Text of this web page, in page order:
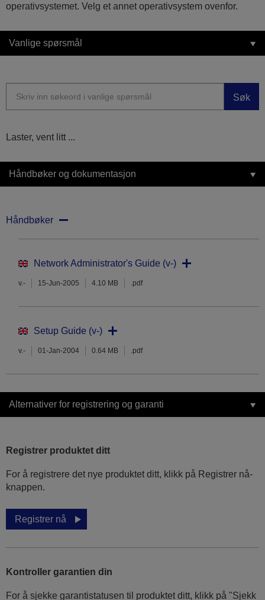
operativsystemet. Velg et annet operativsystem ovenfor.
Vanlige spørsmål
Søk
Laster, vent litt ...
Håndbøker og dokumentasjon
Håndbøker
Network Administrator's Guide (v-)
v.- 15-Jun-2005 4.10 MB .pdf
Setup Guide (v-)
v.- 01-Jan-2004 0.64 MB .pdf
Alternativer for registrering og garanti
Registrer produktet ditt
For å registrere det nye produktet ditt, klikk på Registrer nå-
knappen.
Registrer nå
Kontroller garantien din
For å sjekke garantistatusen til produktet ditt, klikk på "Sjekk